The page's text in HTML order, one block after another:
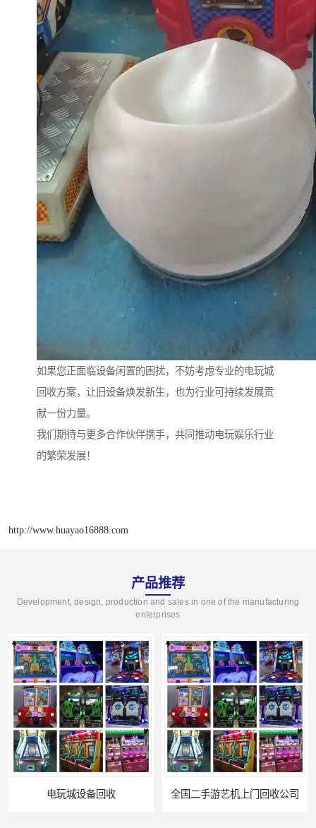
如果您正面临设备闲置的困扰，不妨考虑专业的电玩城
回收方案，让旧设备焕发新生，也为行业可持续发展贡
献一份力量。
我们期待与更多合作伙伴携手，共同推动电玩娱乐行业
的繁荣发展！
http://www.huayao16888.com
产品推荐
Development, design, production and sales in one of the manufacturing
enterprises
电玩城设备回收 全国二手游艺机上门回收公司